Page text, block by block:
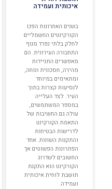
איכותית ועמידה
בשנים האחרונות הפכו
הקורקינטים החשמליים
לחלק בלתי נפרד מנוף
התחבורה העירונית. הם
מאפשרים התניידות
מהירה, חסכונית ונוחה,
ומתאימים במיוחד
לנסיעות קצרות בתוך
העיר. לצד העלייה
במספר המשתמשים,
עולה גם החשיבות של
התאמת הקורקינט
לדרישות הבטיחות
והתקנות השונות. אחד
הפתרונות הפשוטים אך
החשובים לשדרוג
הקורקינט הוא התקנת
תושבת לוחית איכותית
ועמידה.